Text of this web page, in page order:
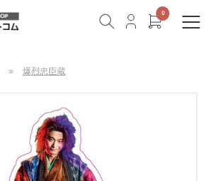
» 爆烈忠臣蔵